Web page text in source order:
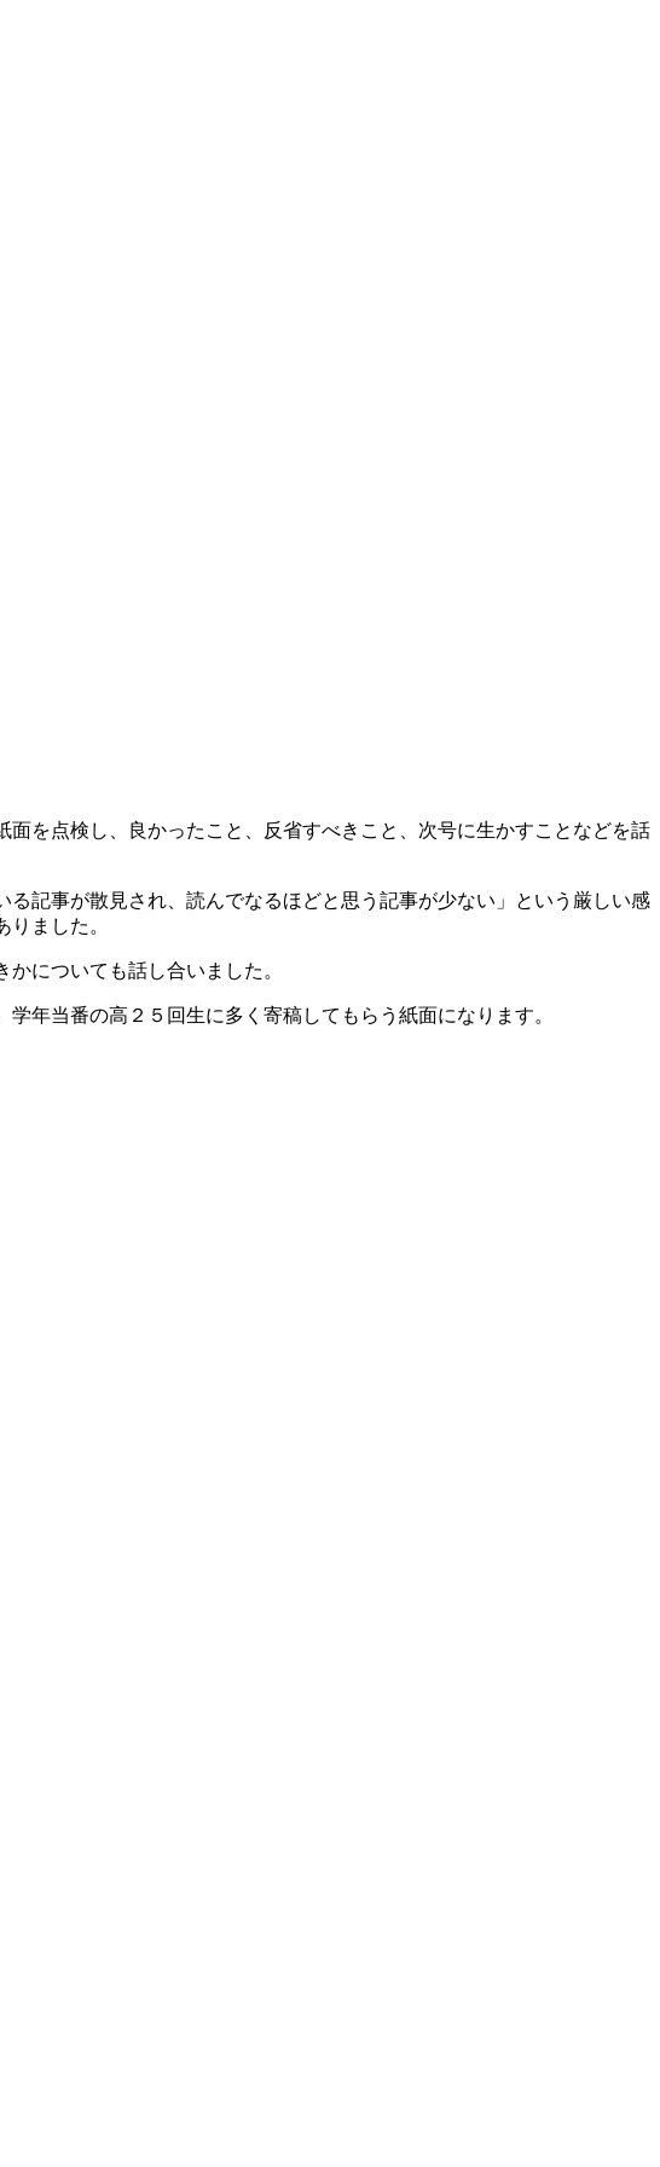
を点検し、良かったこと、反省すべきこと、次号に生かすことなどを話
記事が散見され、読んでなるほどと思う記事が少ない」という厳しい感
ました。
についても話し合いました。
年当番の高２５回生に多く寄稿してもらう紙面になります。